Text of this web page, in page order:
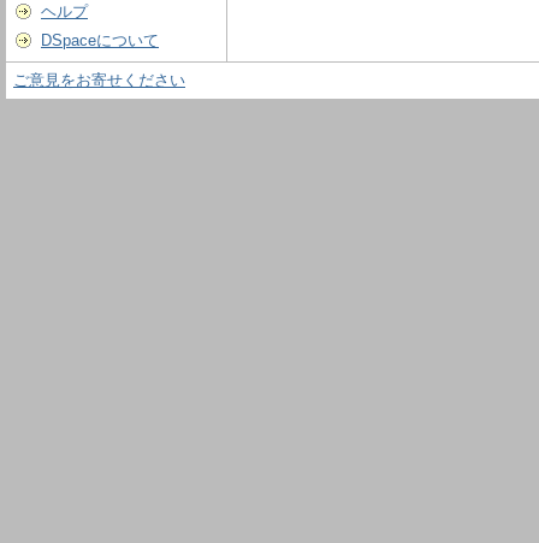
ヘルプ
DSpaceについて
ご意見をお寄せください